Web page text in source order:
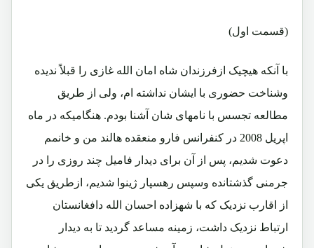
(قسمت اول)
با آنکه هیچیک ازفرزندان شاه امان الله غازی را قبلاً ندیده
وشناخت حضوری با ایشان نداشته ام، ولی از طریق
مطالعه تجسس با نامهای شان آشنا بودم. هنگامیکه در ماه
اپریل 2008 در کنفرانس فارو منعقده هالند من و خانمم
دعوت شدیم، پس از آن برای دیدار فامیل چند روزی را در
جرمنی گذشتانده وسپس رهسپار ژینوا شدیم، ازطریق یکی
از اقارب نزدیک که با شهزاده احسان الله دافغانستان
ارتباط نزدیک داشت، زمینه مساعد گردید تا به دیدار